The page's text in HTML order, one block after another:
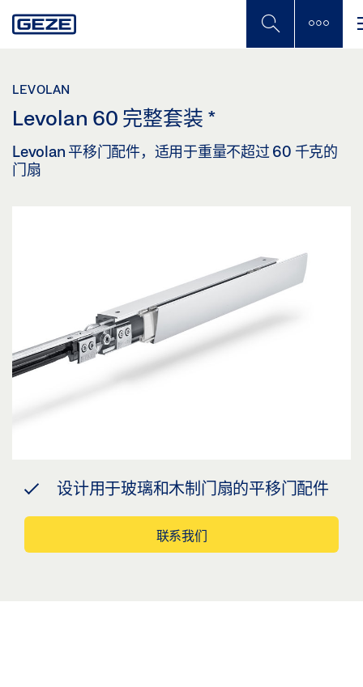
to
LEVOLAN
Levolan 60 完整套装 *
Levolan 平移门配件，适用于重量不超过 60 千克的
门扇
设计用于玻璃和木制门扇的平移门配件
联系我们